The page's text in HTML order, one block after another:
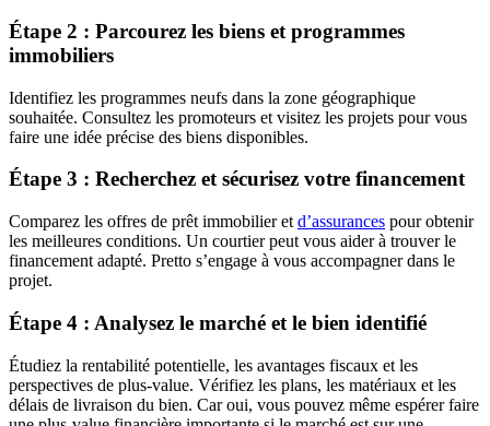
Étape 2 : Parcourez les biens et programmes
immobiliers
Identifiez les programmes neufs dans la zone géographique
souhaitée. Consultez les promoteurs et visitez les projets pour vous
faire une idée précise des biens disponibles.
Étape 3 : Recherchez et sécurisez votre financement
Comparez les offres de prêt immobilier et d’assurances pour obtenir
les meilleures conditions. Un courtier peut vous aider à trouver le
financement adapté. Pretto s’engage à vous accompagner dans le
projet.
Étape 4 : Analysez le marché et le bien identifié
Étudiez la rentabilité potentielle, les avantages fiscaux et les
perspectives de plus-value. Vérifiez les plans, les matériaux et les
délais de livraison du bien. Car oui, vous pouvez même espérer faire